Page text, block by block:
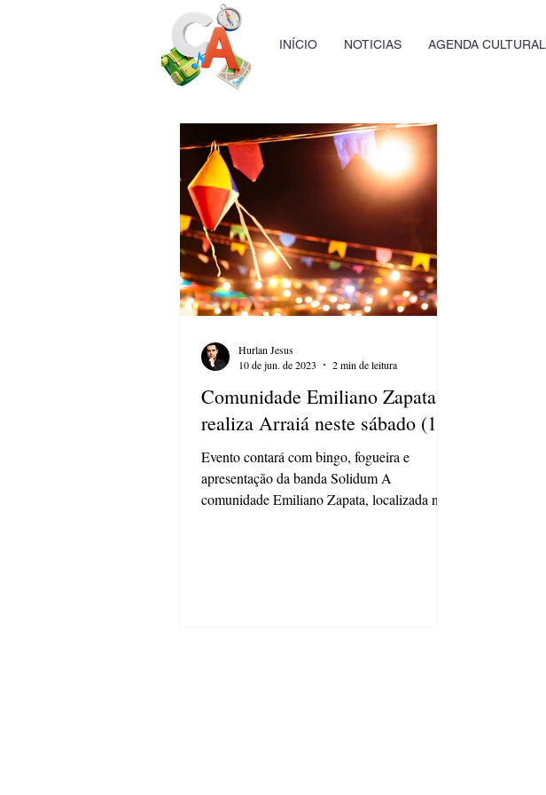
INÍCIO NOTICIAS AGENDA CULTURAL
Comunidade Emiliano Zapata
realiza Arraiá neste sábado (10)
Evento contará com bingo, fogueira e
apresentação da banda Solidum A
comunidade Emiliano Zapata, localizada no
Hurlan Jesus
10 de jun. de 2023
2 min de leitura